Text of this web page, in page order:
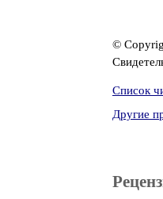
©
Список
Другие